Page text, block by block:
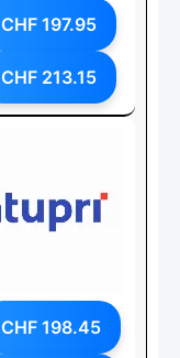
CHF 197.95
CHF 213.15
CHF 198.45